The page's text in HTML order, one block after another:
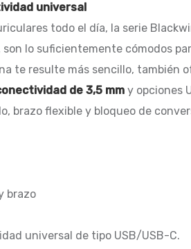
universal
todo el día, la serie
son lo suficientemente cómodos
te resulte más sencillo,
de 3,5 mm y opciones
brazo flexible y bloqueo de
brazo
universal de tipo USB/USB-C.